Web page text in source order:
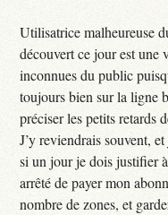
Utilisatrice malheureuse
découvert ce jour est une
inconnues du public
toujours bien sur la ligne
préciser les petits retards
J’y reviendrais souvent,
si un jour je dois justifier
arrêté de payer mon
nombre de zones, et